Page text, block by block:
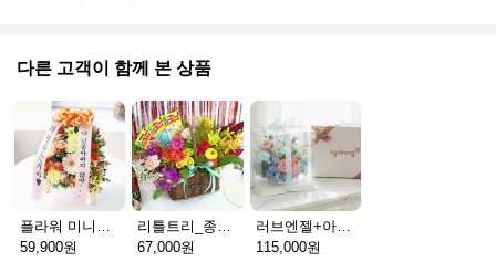
다른 고객이 함께 본 상품
플라워 미니화환 A(서울)
59,900원
리틀트리_종이방향제(서울)
67,000원
러브엔젤+아가방딸랑이(서울)
115,000원